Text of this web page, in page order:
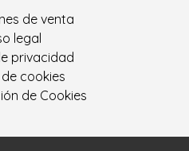
de venta
legal
privacidad
cookies
de Cookies